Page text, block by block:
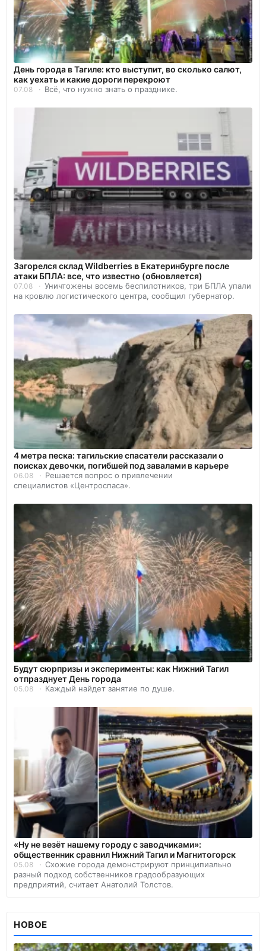
День города в Тагиле: кто выступит, во сколько салют,
как уехать и какие дороги перекроют
07.08 Всё, что нужно знать о празднике.
Загорелся склад Wildberries в Екатеринбурге после
атаки БПЛА: все, что известно (обновляется)
07.08
Уничтожены восемь беспилотников, три БПЛА упали
на кровлю логистического центра, сообщил губернатор.
4 метра песка: тагильские спасатели рассказали о
поисках девочки, погибшей под завалами в карьере
06.08
Решается вопрос о привлечении
специалистов «Центроспаса».
Будут сюрпризы и эксперименты: как Нижний Тагил
отпразднует День города
05.08 Каждый найдет занятие по душе.
«Ну не везёт нашему городу с заводчиками»:
общественник сравнил Нижний Тагил и Магнитогорск
05.08
Схожие города демонстрируют принципиально
разный подход собственников градообразующих
предприятий, считает Анатолий Толстов.
НОВОЕ